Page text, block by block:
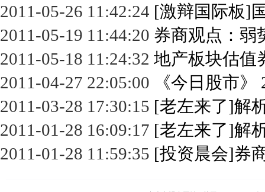
2011-05-26 11:42:24 [激辩国际板]
2011-05-19 11:44:20 券商观点：弱
2011-05-18 11:24:32 地产板块估值
2011-04-27 22:05:00
《今日股市》
2011-03-28 17:30:15 [老左来了]解
2011-01-28 16:09:17 [老左来了]解
2011-01-28 11:59:35 [投资晨会]券